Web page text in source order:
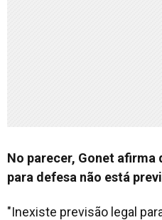
No parecer, Gonet afirma
para defesa não está
"Inexiste previsão legal